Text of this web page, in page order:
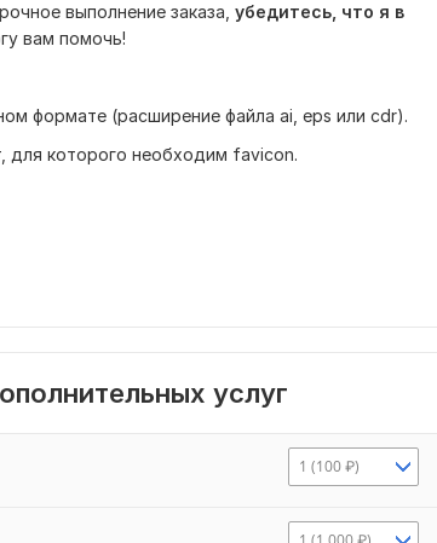
выполнение заказа, убедитесь, что я в
вам помочь!
формате (расширение файла ai, eps или cdr).
для которого необходим favicon.
услуг
1 (100 ₽)